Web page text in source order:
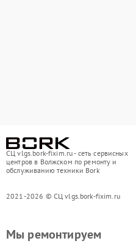
СЦ vlgs.bork-fixim.ru - сеть сервисных
центров в Волжском по ремонту и
обслуживанию техники Bork
2021-2026 © СЦ vlgs.bork-fixim.ru
Мы ремонтируем